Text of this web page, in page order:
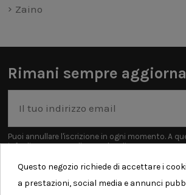
Zaino
Rimani sempre
Puoi annullare l'iscrizione in ogni momento. A
info di contatto nelle note legali.
Questo negozio richiede di accettare i
a prestazioni, social media e annunci